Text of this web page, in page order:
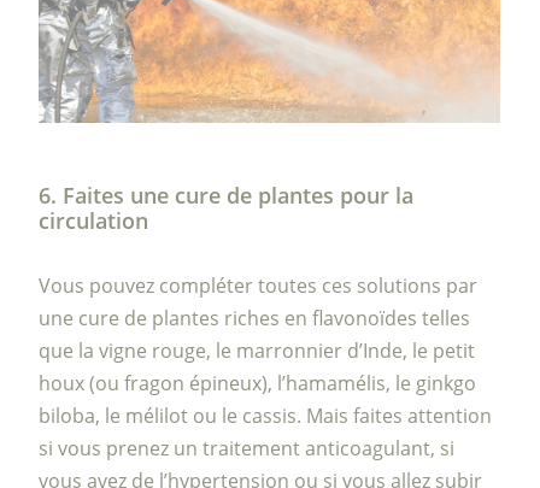
6. Faites une cure de plantes pour la
circulation
Vous pouvez compléter toutes ces solutions par
une cure de plantes riches en flavonoïdes telles
que la vigne rouge, le marronnier d’Inde, le petit
houx (ou fragon épineux), l’hamamélis, le ginkgo
biloba, le mélilot ou le cassis. Mais faites attention
si vous prenez un traitement anticoagulant, si
vous avez de l’hypertension ou si vous allez subir